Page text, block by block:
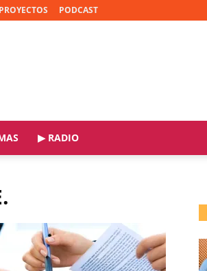
PROYECTOS PODCAST
▶ RADIO